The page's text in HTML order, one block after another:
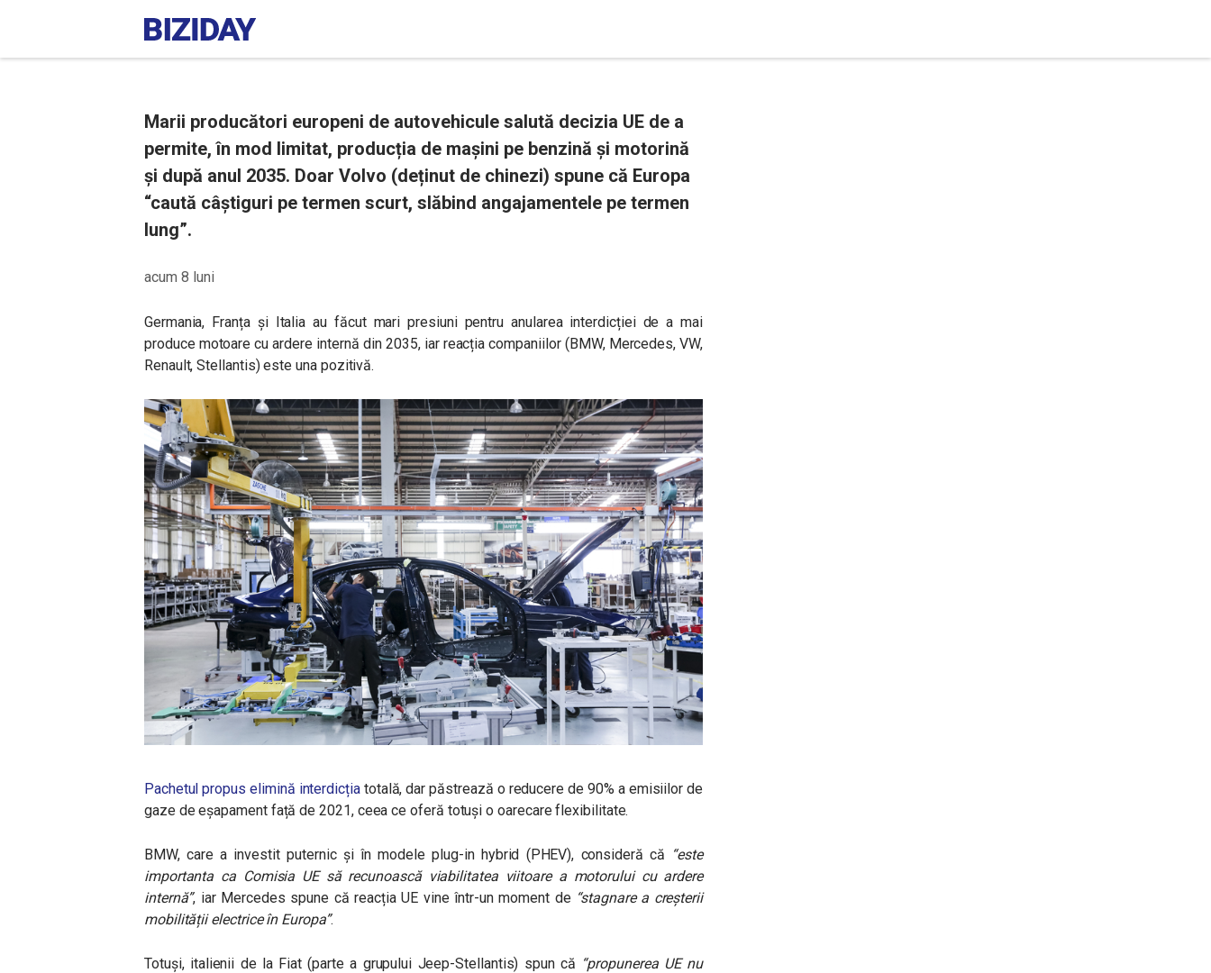
Marii producători europeni de autovehicule salută decizia UE de a
permite, în mod limitat, producția de mașini pe benzină și motorină
și după anul 2035. Doar Volvo (deținut de chinezi) spune că Europa
“caută câștiguri pe termen scurt, slăbind angajamentele pe termen
lung”.
acum 8 luni
Germania, Franța și Italia au făcut mari presiuni pentru anularea interdicției de a mai
produce motoare cu ardere internă din 2035, iar reacția companiilor (BMW, Mercedes, VW,
Renault, Stellantis) este una pozitivă.
Pachetul propus elimină interdicțiatotală, dar păstrează o reducere de 90% a emisiilor de
gaze de eșapament față de 2021, ceea ce oferă totuși o oarecare flexibilitate.
BMW, care a investit puternic și în modele plug-in hybrid (PHEV), consideră că “este
importanta ca Comisia UE să recunoască viabilitatea viitoare a motorului cu ardere
internă”, iar Mercedes spune că reacția UE vine într-un moment de “stagnare a creșterii
mobilității electrice în Europa”.
Totuși, italienii de la Fiat (parte a grupului Jeep-Stellantis) spun că “propunerea UE nu